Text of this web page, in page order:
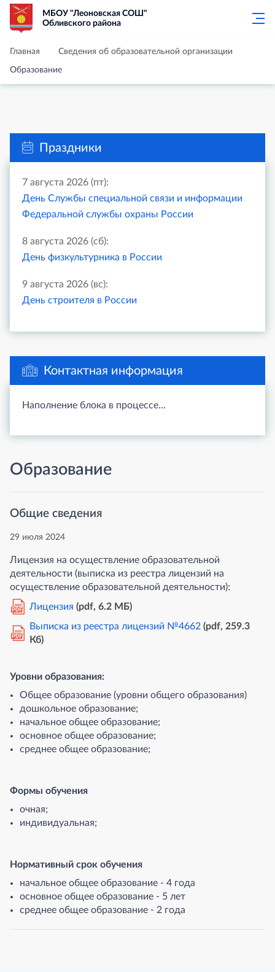
МБОУ "Леоновская СОШ"
Обливского района
Главная Сведения об образовательной организации
Образование
Праздники
7 августа 2026 (пт):
День Службы специальной связи и информации
Федеральной службы охраны России
8 августа 2026 (сб):
День физкультурника в России
9 августа 2026 (вс):
День строителя в России
Контактная информация
Наполнение блока в процессе...
Образование
Общие сведения
29 июля 2024
Лицензия на осуществление образовательной
деятельности (выписка из реестра лицензий на
осуществление образовательной деятельности):
PDF Лицензия (pdf, 6.2 MБ)
PDF
Выписка из реестра лицензий №4662 (pdf, 259.3
Кб)
Уровни образования:
Общее образование (уровни общего образования)
дошкольное образование;
начальное общее образование;
основное общее образование;
среднее общее образование;
Формы обучения
очная;
индивидуальная;
Нормативный срок обучения
начальное общее образование - 4 года
основное общее образование - 5 лет
среднее общее образование - 2 года